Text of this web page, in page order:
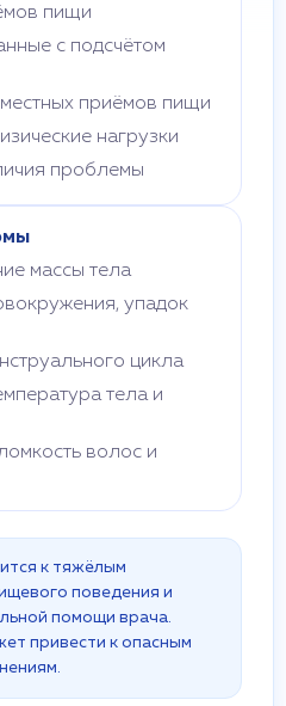
пищи
с подсчётом
приёмов пищи
нагрузки
проблемы
массы тела
упадок
цикла
тела и
волос и
к тяжёлым
поведения и
помощи врача.
привести к опасным